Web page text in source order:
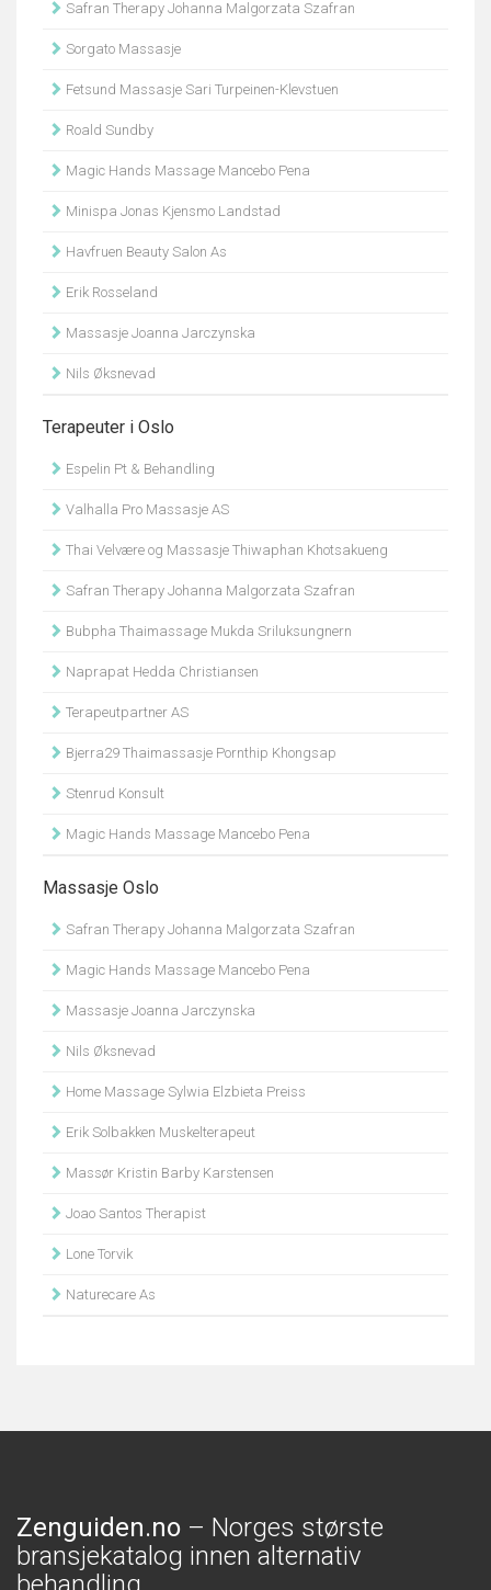
Safran Therapy Johanna Malgorzata Szafran
Sorgato Massasje
Fetsund Massasje Sari Turpeinen-Klevstuen
Roald Sundby
Magic Hands Massage Mancebo Pena
Minispa Jonas Kjensmo Landstad
Havfruen Beauty Salon As
Erik Rosseland
Massasje Joanna Jarczynska
Nils Øksnevad
Terapeuter i Oslo
Espelin Pt & Behandling
Valhalla Pro Massasje AS
Thai Velvære og Massasje Thiwaphan Khotsakueng
Safran Therapy Johanna Malgorzata Szafran
Bubpha Thaimassage Mukda Sriluksungnern
Naprapat Hedda Christiansen
Terapeutpartner AS
Bjerra29 Thaimassasje Pornthip Khongsap
Stenrud Konsult
Magic Hands Massage Mancebo Pena
Massasje Oslo
Safran Therapy Johanna Malgorzata Szafran
Magic Hands Massage Mancebo Pena
Massasje Joanna Jarczynska
Nils Øksnevad
Home Massage Sylwia Elzbieta Preiss
Erik Solbakken Muskelterapeut
Massør Kristin Barby Karstensen
Joao Santos Therapist
Lone Torvik
Naturecare As
Zenguiden.no – Norges største
bransjekatalog innen alternativ